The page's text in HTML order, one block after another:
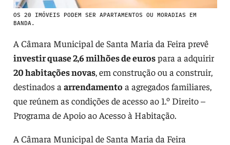
OS 20 IMÓVEIS PODEM SER APARTAMENTOS OU MORADIAS EM
BANDA.
A Câmara Municipal de Santa Maria da Feira prevê
investir quase 2,6 milhões de eurospara a adquirir
20 habitações novas, em construção ou a construir,
destinados a arrendamento a agregados familiares,
que reúnem as condições de acesso ao 1.º Direito –
Programa de Apoio ao Acesso à Habitação.
A Câmara Municipal de Santa Maria da Feira